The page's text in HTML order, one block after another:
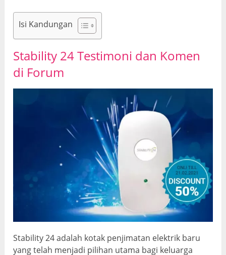
Isi Kandungan
Stability 24 Testimoni dan Komen
di Forum
Stability 24 adalah kotak penjimatan elektrik baru
yang telah menjadi pilihan utama bagi keluarga